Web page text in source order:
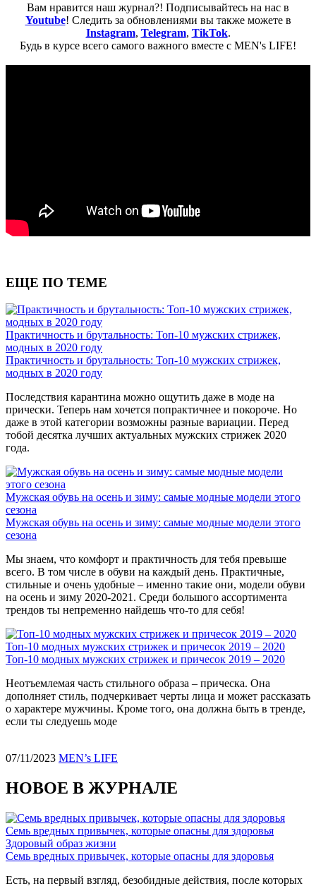
Вам нравится наш журнал?! Подписывайтесь на нас в
Youtube! Следить за обновлениями вы также можете в
Instagram, Telegram, TikTok.
Будь в курсе всего самого важного вместе с MEN's LIFE!
ЕЩЕ ПО ТЕМЕ
Практичность и брутальность: Топ-10 мужских стрижек,
модных в 2020 году
Практичность и брутальность: Топ-10 мужских стрижек,
модных в 2020 году
Последствия карантина можно ощутить даже в моде на
прически. Теперь нам хочется попрактичнее и покороче. Но
даже в этой категории возможны разные вариации. Перед
тобой десятка лучших актуальных мужских стрижек 2020
года.
Мужская обувь на осень и зиму: самые модные модели этого
сезона
Мужская обувь на осень и зиму: самые модные модели этого
сезона
Мы знаем, что комфорт и практичность для тебя превыше
всего. В том числе в обуви на каждый день. Практичные,
стильные и очень удобные – именно такие они, модели обуви
на осень и зиму 2020-2021. Среди большого ассортимента
трендов ты непременно найдешь что-то для себя!
Топ-10 модных мужских стрижек и причесок 2019 – 2020
Топ-10 модных мужских стрижек и причесок 2019 – 2020
Неотъемлемая часть стильного образа – прическа. Она
дополняет стиль, подчеркивает черты лица и может рассказать
о характере мужчины. Кроме того, она должна быть в тренде,
если ты следуешь моде
07/11/2023 MEN’s LIFE
НОВОЕ В ЖУРНАЛЕ
Семь вредных привычек, которые опасны для здоровья
Здоровый образ жизни
Семь вредных привычек, которые опасны для здоровья
Есть, на первый взгляд, безобидные действия, после которых